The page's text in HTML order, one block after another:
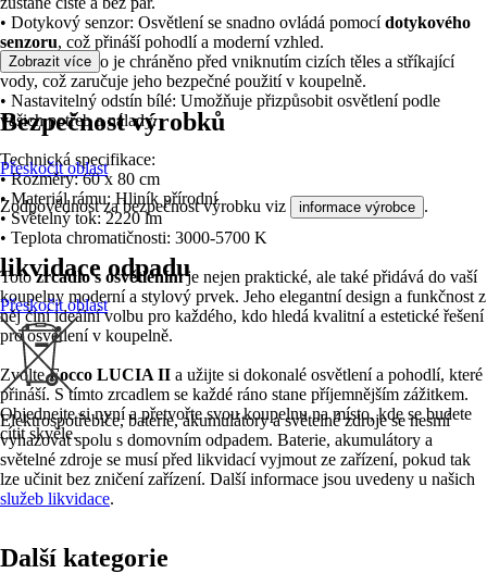
• Dotykový senzor: Osvětlení se snadno ovládá pomocídotykového
senzoru, což přináší pohodlí a moderní vzhled.
• IP 44: Zrcadlo je chráněno před vniknutím cizích těles a stříkající
vody, což zaručuje jeho bezpečné použití v koupelně.
• Nastavitelný odstín bílé: Umožňuje přizpůsobit osvětlení podle
vašich potřeb a nálady.
Technická specifikace:
• Rozměry: 60 x 80 cm
• Materiál rámu: Hliník přírodní
• Světelný tok: 2220 lm
• Teplota chromatičnosti: 3000-5700 K
Totozrcadlo s osvětlenímje nejen praktické, ale také přidává do vaší
koupelny moderní a stylový prvek. Jeho elegantní design a funkčnost z
něj činí ideální volbu pro každého, kdo hledá kvalitní a estetické řešení
pro osvětlení v koupelně.
ZvolteFocco LUCIA II a užijte si dokonalé osvětlení a pohodlí, které
přináší. S tímto zrcadlem se každé ráno stane příjemnějším zážitkem.
Objednejte si nyní a přetvořte svou koupelnu na místo, kde se budete
cítit skvěle.
Zobrazit více
Bezpečnost výrobků
Přeskočit oblast
Zodpovědnost za bezpečnost výrobku viz informace výrobce .
likvidace odpadu
Přeskočit oblast
Elektrospotřebiče, baterie, akumulátory a světelné zdroje se nesmí
vyhazovat spolu s domovním odpadem. Baterie, akumulátory a
světelné zdroje se musí před likvidací vyjmout ze zařízení, pokud tak
lze učinit bez zničení zařízení. Další informace jsou uvedeny u našich
služeb likvidace.
Další kategorie